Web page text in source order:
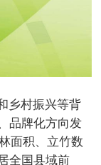
乡村振兴等背
品牌化方向发
面积、立竹数
全国县域前